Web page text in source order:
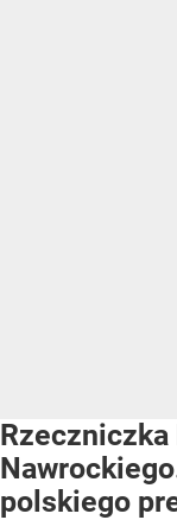
Rzeczniczka
polskiego